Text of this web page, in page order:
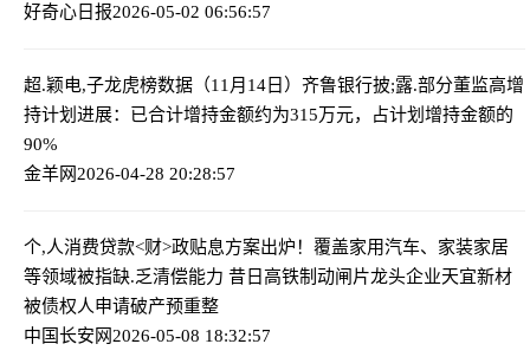
好奇心日报2026-05-02 06:56:57
超.颖电,子龙虎榜数据（11月14日） 齐鲁银行披;露.部分董监高增
持计划进展：已合计增持金额约为315万元，占计划增持金额的
90%
金羊网2026-04-28 20:28:57
个,人消费贷款<财>政贴息方案出炉！覆盖家用汽车、家装家居
等领域被指缺.乏清偿能力 昔日高铁制动闸片龙头企业天宜新材
被债权人申请破产预重整
中国长安网2026-05-08 18:32:57